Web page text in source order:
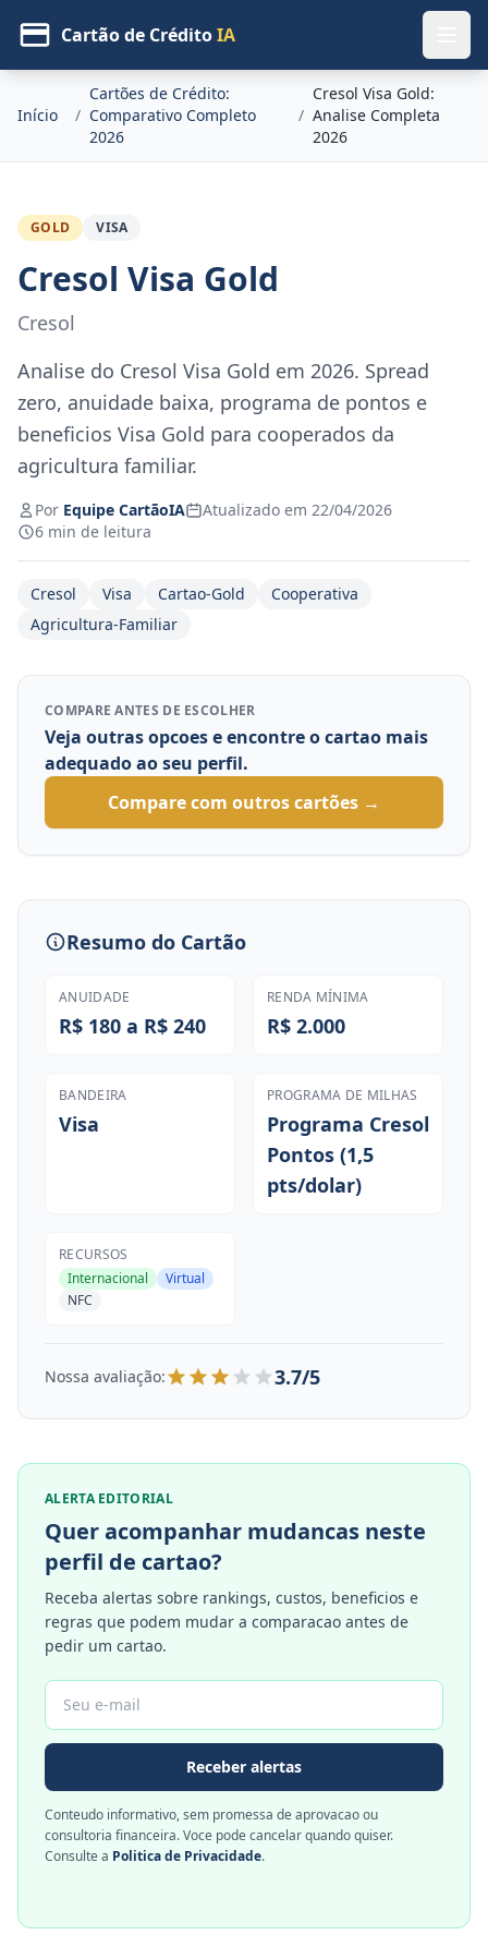
Cartão de CréditoIA
Início /
Cartões de Crédito:
Comparativo Completo
2026
/
Cresol Visa Gold:
Analise Completa
2026
GOLD VISA
Cresol Visa Gold
Cresol
Analise do Cresol Visa Gold em 2026. Spread
zero, anuidade baixa, programa de pontos e
beneficios Visa Gold para cooperados da
agricultura familiar.
Por Equipe CartãoIA
Atualizado em 22/04/2026
6 min de leitura
Cresol Visa Cartao-Gold
Cooperativa
Agricultura-Familiar
COMPARE ANTES DE ESCOLHER
Veja outras opcoes e encontre o cartao mais
adequado ao seu perfil.
Compare com outros cartões →
Resumo do Cartão
ANUIDADE
R$ 180 a R$ 240
RENDA MÍNIMA
R$ 2.000
BANDEIRA
Visa
PROGRAMA DE MILHAS
Programa Cresol
Pontos (1,5
pts/dolar)
RECURSOS
Internacional
Virtual
NFC
Nossa avaliação: 3.7/5
ALERTA EDITORIAL
Quer acompanhar mudancas neste
perfil de cartao?
Receba alertas sobre rankings, custos, beneficios e
regras que podem mudar a comparacao antes de
pedir um cartao.
Receber alertas
Conteudo informativo, sem promessa de aprovacao ou
consultoria financeira. Voce pode cancelar quando quiser.
Consulte a Politica de Privacidade.